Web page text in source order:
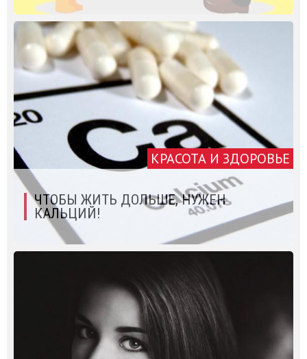
КРАСОТА И ЗДОРОВЬЕ
ЧТОБЫ ЖИТЬ ДОЛЬШЕ, НУЖЕН
КАЛЬЦИЙ!